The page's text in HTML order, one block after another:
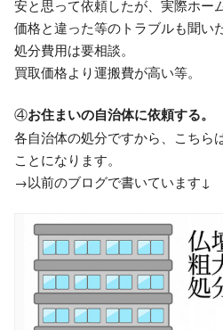
安と思って依頼したが、実際ホー
価格と違った等のトラブルも聞い
処分費用は要相談。
買取価格より運搬費が高い等。
④お住まいの自治体に依頼する。
各自治体の処分ですから、こちら
ことになります。
→以前のブログで書いています↓